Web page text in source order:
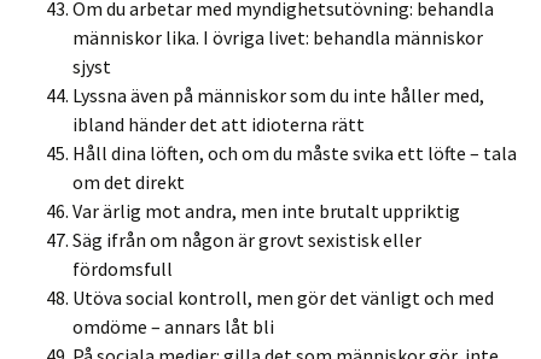
Om du arbetar med myndighetsutövning: behandla
människor lika. I övriga livet: behandla människor
sjyst
Lyssna även på människor som du inte håller med,
ibland händer det att idioterna rätt
Håll dina löften, och om du måste svika ett löfte – tala
om det direkt
Var ärlig mot andra, men inte brutalt uppriktig
Säg ifrån om någon är grovt sexistisk eller
fördomsfull
Utöva social kontroll, men gör det vänligt och med
omdöme – annars låt bli